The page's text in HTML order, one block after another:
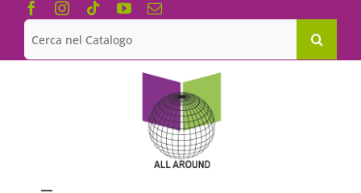
Salta
contenuto
Cerca
per: